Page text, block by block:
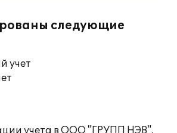
следующие
учет
учета в ООО "ГРУПП НЭВ",